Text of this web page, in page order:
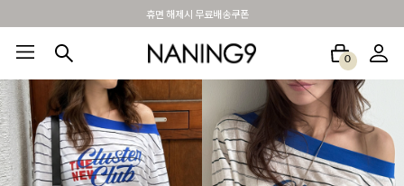
BEST 포토리뷰 - 매주 2명추첨 3만원쿠폰
0
BEST100🤍 NEW5% 베스트재진행 아울렛 하객&모임룩